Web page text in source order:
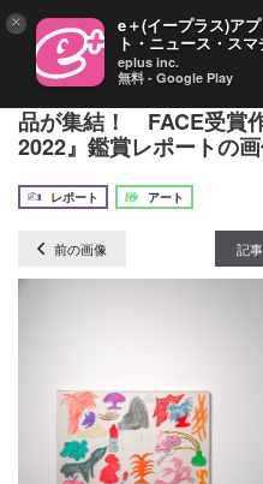
Z世代の気鋭やアクリル
品が集結！ FACE受賞
2022』鑑賞レポートの
レポート
アート
前の画像 記
× e＋(イープラス)ア
ト・ニュース・ス
eplus inc.
無料 - Google Play